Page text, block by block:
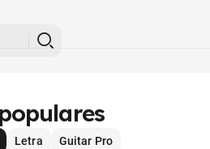
Letra
Guitar Pro